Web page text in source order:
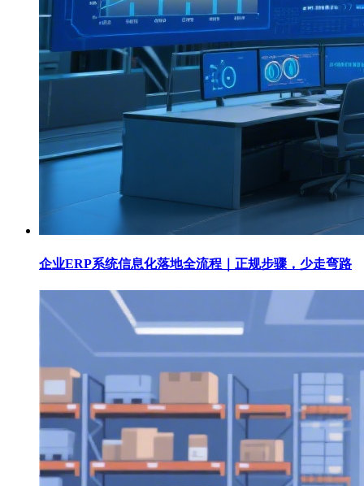
企业ERP系统信息化落地全流程｜正规步骤，少走弯路